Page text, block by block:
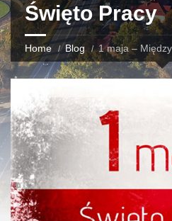
Święto Pracy
Home Blog 1 maja –